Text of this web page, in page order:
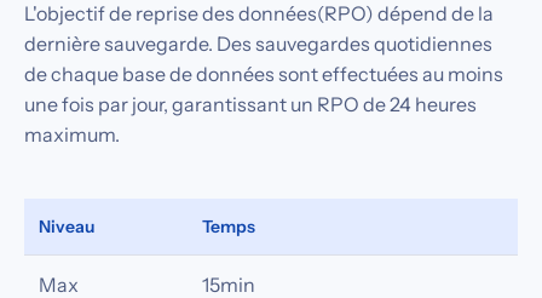
L'objectif de reprise des données(RPO) dépend de la
dernière sauvegarde. Des sauvegardes quotidiennes
de chaque base de données sont effectuées au moins
une fois par jour, garantissant un RPO de 24 heures
maximum.
Niveau Temps
Max 15min